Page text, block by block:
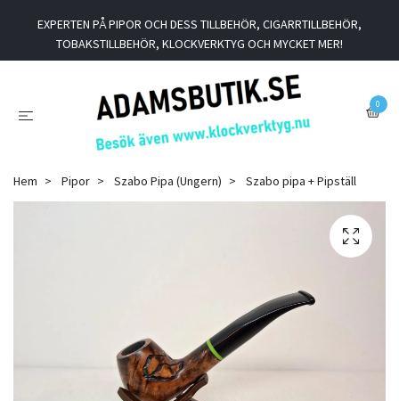
EXPERTEN PÅ PIPOR OCH DESS TILLBEHÖR, CIGARRTILLBEHÖR,
TOBAKSTILLBEHÖR, KLOCKVERKTYG OCH MYCKET MER!
0
Hem Pipor Szabo Pipa (Ungern) Szabo pipa + Pipställ